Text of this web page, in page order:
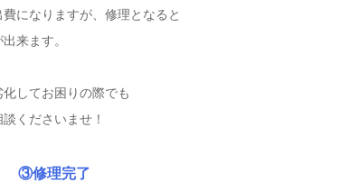
になりますが、修理となると
来ます。
してお困りの際でも
くださいませ！
③修理完了